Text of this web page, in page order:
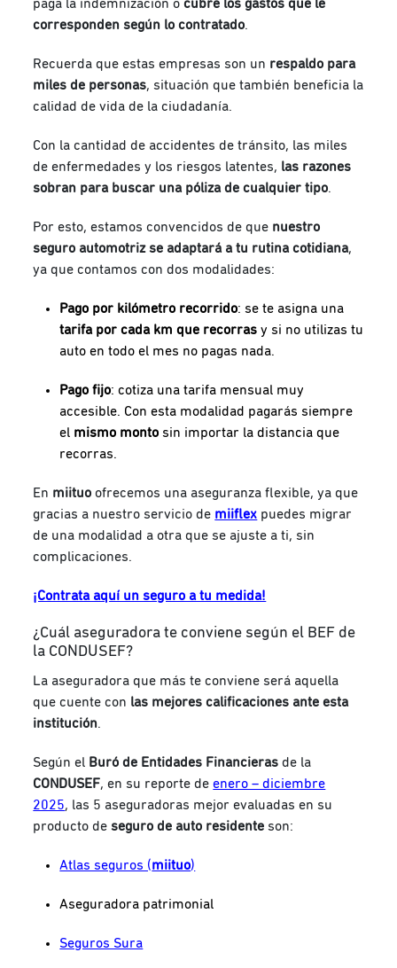
paga la indemnización ocubre los gastos que le
corresponden según lo contratado.
Recuerda que estas empresas son un respaldo para
miles de personas, situación que también beneficia la
calidad de vida de la ciudadanía.
Con la cantidad de accidentes de tránsito, las miles
de enfermedades y los riesgos latentes, las razones
sobran para buscar una póliza de cualquier tipo.
Por esto, estamos convencidos de que nuestro
seguro automotriz se adaptará a tu rutina cotidiana,
ya que contamos con dos modalidades:
Pago por kilómetro recorrido: se te asigna una
tarifa por cada km que recorras y si no utilizas tu
auto en todo el mes no pagas nada.
Pago fijo: cotiza una tarifa mensual muy
accesible. Con esta modalidad pagarás siempre
el mismo montosin importar la distancia que
recorras.
En miituoofrecemos una aseguranza flexible, ya que
gracias a nuestro servicio de miiflex puedes migrar
de una modalidad a otra que se ajuste a ti, sin
complicaciones.
¡Contrata aquí un seguro a tu medida!
¿Cuál aseguradora te conviene según el BEF de
la CONDUSEF?
La aseguradora que más te conviene será aquella
que cuente con las mejores calificaciones ante esta
institución.
Según el Buró de Entidades Financieras de la
CONDUSEF, en su reporte deenero – diciembre
2025, las 5 aseguradoras mejor evaluadas en su
producto deseguro de auto residente son:
Atlas seguros (miituo)
Aseguradora patrimonial
Seguros Sura